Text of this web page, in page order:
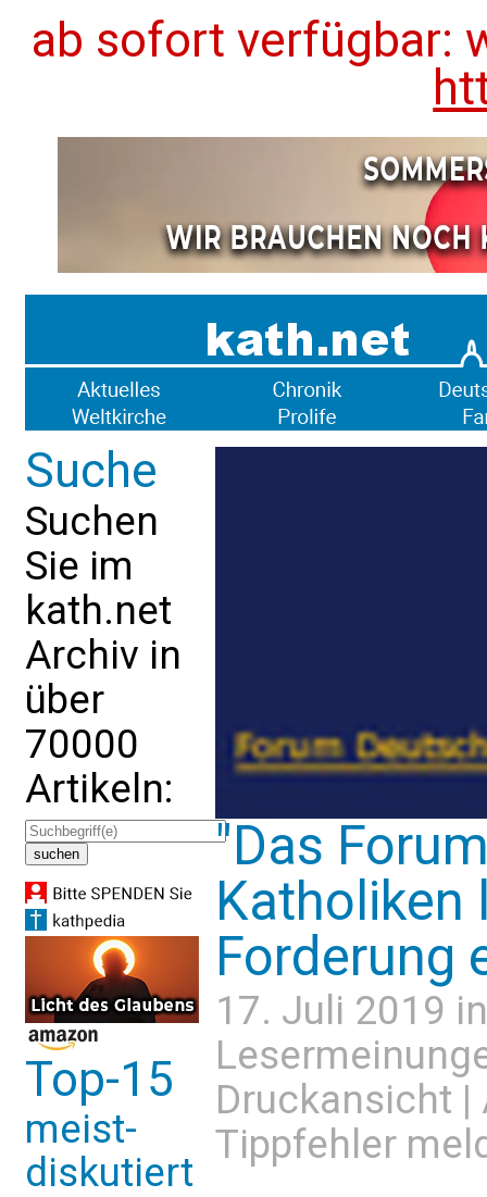
ab sofort verfügbar:
Suche
Suchen
Sie im
kath.net
Archiv in
über
70000
Artikeln:
Top-15
meist-
diskutiert
"Das
Katholiken
Forderung
17. Juli 2019
Druckansicht |
Tippfehler